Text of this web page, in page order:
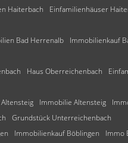
Haiterbach Einfamilienhäuser
Bad Herrenalb
Immobilienkauf
Haus Oberreichenbach
Immobilie Altensteig
Grundstück Unterreichenbach
Immobilienkauf Böblingen
Immo